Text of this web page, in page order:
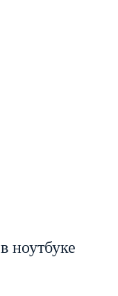
ноутбуке